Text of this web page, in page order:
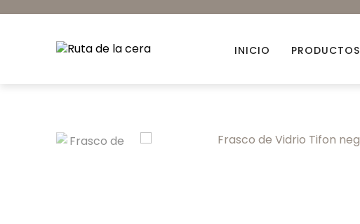
INICIO PRODUCTOS